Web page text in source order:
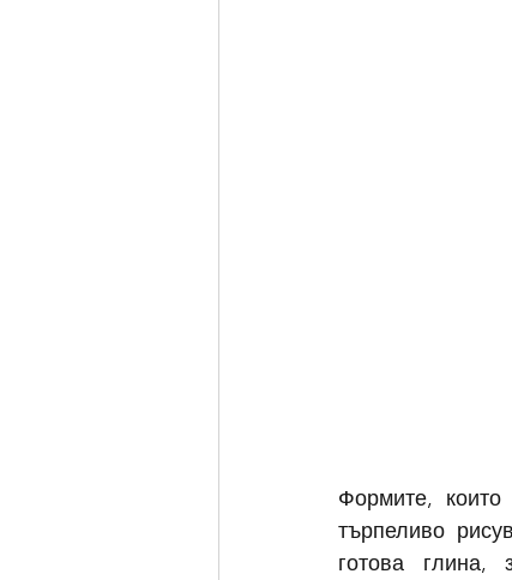
Формите,
търпеливо
готова глина,